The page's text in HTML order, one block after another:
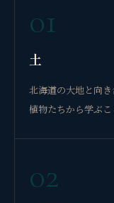
01
土
北海道の大地と向
植物たちから学ぶこ
02